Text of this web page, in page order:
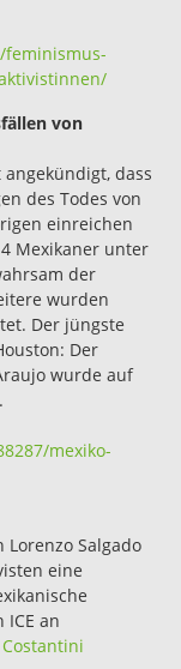
von
dass
des Todes von
einreichen
Mexikaner unter
der
wurden
Der jüngste
Der
wurde auf
mexiko-
Lorenzo Salgado
eine
ICE an